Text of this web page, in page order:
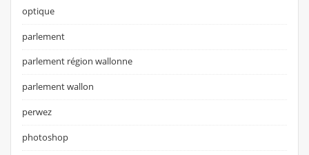
optique
parlement
parlement région wallonne
parlement wallon
perwez
photoshop